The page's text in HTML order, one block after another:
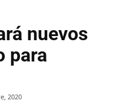
nuevos
para
2020